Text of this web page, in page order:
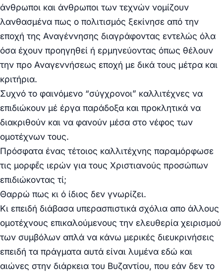
άνθρωποι και άνθρωποι των τεχνών νομίζουν
λανθασμένα πως ο πολιτισμός ξεκίνησε από την
εποχή της Αναγέννησης διαγράφοντας εντελώς όλα
όσα έχουν προηγηθεί ή ερμηνεύοντας όπως θέλουν
την προ Αναγεννήσεως εποχή με δικά τους μέτρα και
κριτήρια.
Συχνό το φαινόμενο “σύγχρονοι” καλλιτέχνες να
επιδιώκουν μέ έργα παράδοξα και προκλητικά να
διακριθούν και να φανούν μέσα στο νέφος των
ομοτέχνων τους.
Πρόσφατα ένας τέτοιος καλλιτέχνης παραμόρφωσε
τις μορφἔς ιερών για τους Χριστιανούς προσώπων
επιδιώκοντας τί;
Θαρρώ πως κι ό ίδιος δεν γνωρίζει.
Κι επειδή διάβασα υπερασπιστικά σχόλια απο άλλους
ομοτέχνους επικαλούμενους την ελευθερία χειρισμού
των συμβόλων απλά να κάνω μερικές διευκρινήσεις
επειδή τα πράγματα αυτά είναι λυμένα εδώ και
αιώνες στην διάρκεια του Βυζαντίου, που εάν δεν το